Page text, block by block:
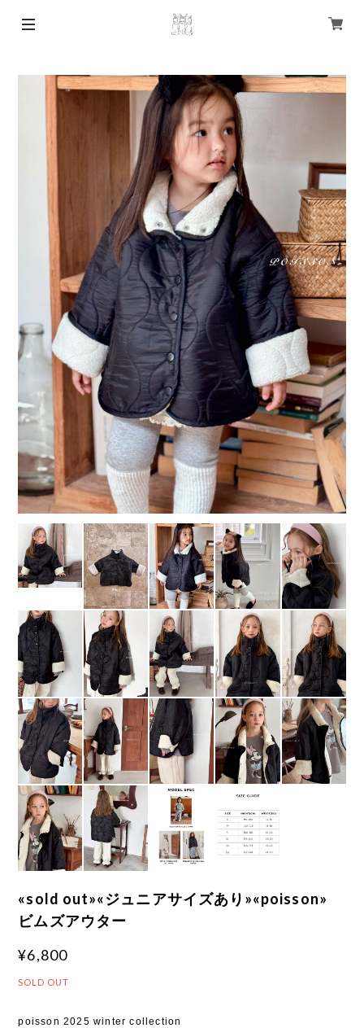
«sold out»«ジュニアサイズあり»«poisson»
ビムズアウター
¥6,800
SOLD OUT
poisson 2025 winter collection